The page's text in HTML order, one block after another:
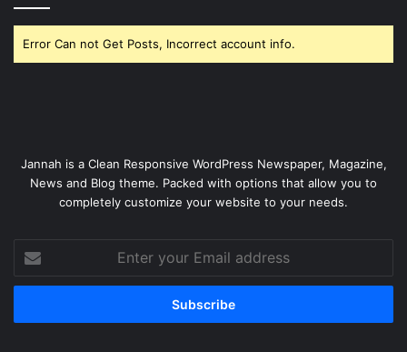
Error Can not Get Posts, Incorrect account info.
Jannah is a Clean Responsive WordPress Newspaper, Magazine,
News and Blog theme. Packed with options that allow you to
completely customize your website to your needs.
your
Email